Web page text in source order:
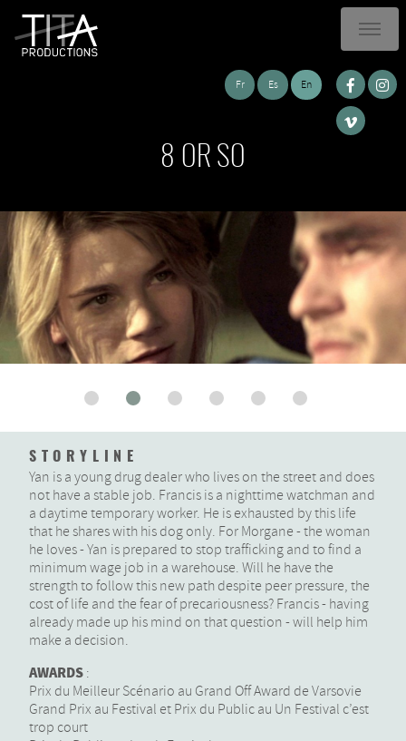
Fr Es En
8 OR SO
STORYLINE
Yan is a young drug dealer who lives on the street and does
not have a stable job. Francis is a nighttime watchman and
a daytime temporary worker. He is exhausted by this life
that he shares with his dog only. For Morgane - the woman
he loves - Yan is prepared to stop trafficking and to find a
minimum wage job in a warehouse. Will he have the
strength to follow this new path despite peer pressure, the
cost of life and the fear of precariousness? Francis - having
already made up his mind on that question - will help him
make a decision.
AWARDS :
Prix du Meilleur Scénario au Grand Off Award de Varsovie
Grand Prix au Festival et Prix du Public au Un Festival c’est
trop court